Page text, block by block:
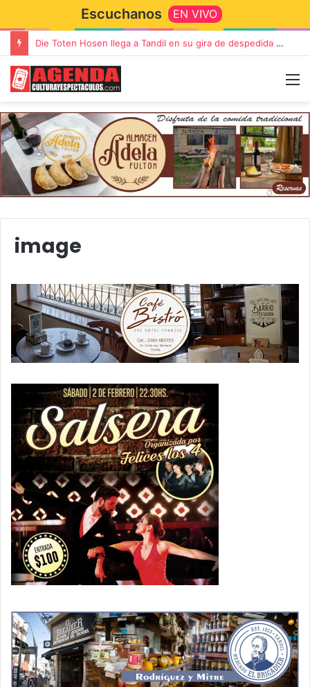
Escuchanos EN VIVO
Die Toten Hosen llega a Tandil en su gira de despedida «Fútbol, Asado, Vino y Adiós Amigos»
image